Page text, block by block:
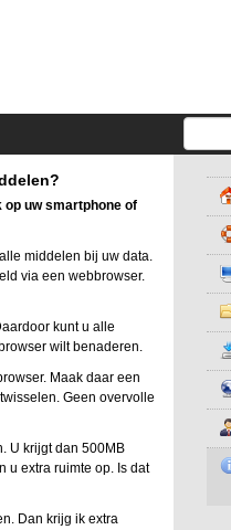
op uw smartphone of
middelen bij uw data.
via een webbrowser.
kunt u alle
wilt benaderen.
Maak daar een
Geen overvolle
U krijgt dan 500MB
u extra ruimte op. Is dat
Dan krijg ik extra